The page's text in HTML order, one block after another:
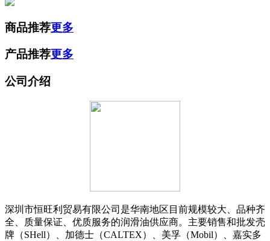
商品推荐更多
产品推荐更多
公司介绍
深圳市恒旺利贸易有限公司是华南地区目前规模较大、品种齐
全、质量保证、优质服务的润滑油供应商。主要销售和批发壳
牌（SHell）、加德士（CALTEX）、美孚（Mobil）、嘉实多